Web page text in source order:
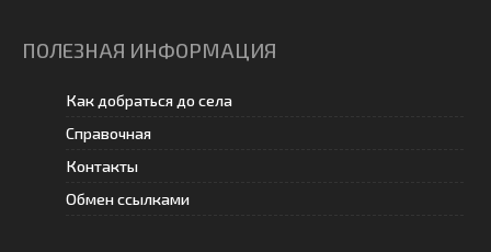
ПОЛЕЗНАЯ ИНФОРМАЦИЯ
Как добраться до села
Справочная
Контакты
Обмен ссылками